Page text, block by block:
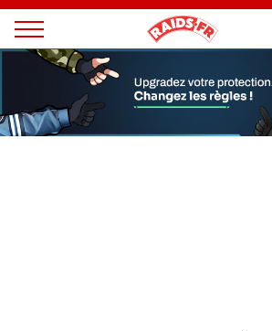
Magazine
Raids
Panneau de gestion des cookies